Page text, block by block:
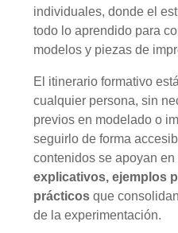
individuales, donde el
todo lo aprendido para
modelos y piezas de
El itinerario formativo
cualquier persona, sin
previos en modelado o
seguirlo de forma
contenidos se apoyan en
explicativos, ejemplos
prácticos que
de la experimentación.